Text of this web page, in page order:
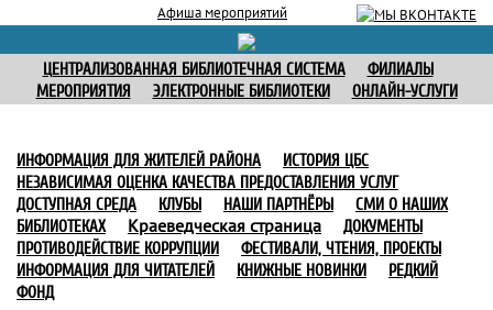
Афиша мероприятий
ЦЕНТРАЛИЗОВАННАЯ БИБЛИОТЕЧНАЯ СИСТЕМА
ФИЛИАЛЫ
МЕРОПРИЯТИЯ
ЭЛЕКТРОННЫЕ БИБЛИОТЕКИ ОНЛАЙН-УСЛУГИ
ИНФОРМАЦИЯ ДЛЯ ЖИТЕЛЕЙ РАЙОНА
ИСТОРИЯ ЦБС
НЕЗАВИСИМАЯ ОЦЕНКА КАЧЕСТВА ПРЕДОСТАВЛЕНИЯ УСЛУГ
ДОСТУПНАЯ СРЕДА
КЛУБЫ НАШИ ПАРТНЁРЫ
СМИ О НАШИХ
БИБЛИОТЕКАХ
Краеведческая страница
ДОКУМЕНТЫ
ПРОТИВОДЕЙСТВИЕ КОРРУПЦИИ
ФЕСТИВАЛИ, ЧТЕНИЯ, ПРОЕКТЫ
ИНФОРМАЦИЯ ДЛЯ ЧИТАТЕЛЕЙ
КНИЖНЫЕ НОВИНКИ
РЕДКИЙ
ФОНД